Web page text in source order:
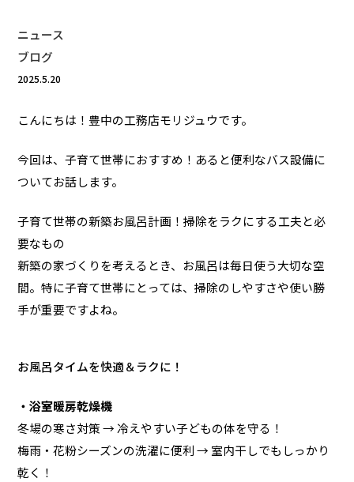
ニュース
ブログ
2025.5.20
こんにちは！豊中の工務店モリジュウです。
今回は、子育て世帯におすすめ！あると便利なバス設備に
ついてお話します。
子育て世帯の新築お風呂計画！掃除をラクにする工夫と必
要なもの
新築の家づくりを考えるとき、お風呂は毎日使う大切な空
間。特に子育て世帯にとっては、掃除のしやすさや使い勝
手が重要ですよね。
お風呂タイムを快適＆ラクに！
・浴室暖房乾燥機
冬場の寒さ対策 → 冷えやすい子どもの体を守る！
梅雨・花粉シーズンの洗濯に便利 → 室内干しでもしっかり
乾く！